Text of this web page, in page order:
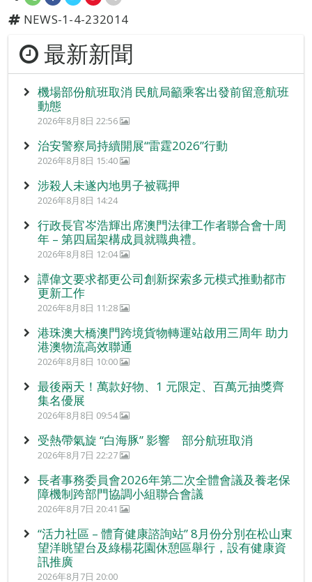
NEWS-1-4-232014
最新新聞
機場部份航班取消 民航局籲乘客出發前留意航班
動態
2026年8月8日 22:56
治安警察局持續開展“雷霆2026”行動
2026年8月8日 15:40
涉殺人未遂內地男子被羈押
2026年8月8日 14:24
行政長官岑浩輝出席澳門法律工作者聯合會十周
年 – 第四屆架構成員就職典禮。
2026年8月8日 12:04
譚偉文要求都更公司創新探索多元模式推動都市
更新工作
2026年8月8日 11:28
港珠澳大橋澳門跨境貨物轉運站啟用三周年 助力
港澳物流高效聯通
2026年8月8日 10:00
最後兩天！萬款好物、1 元限定、百萬元抽獎齊
集名優展
2026年8月8日 09:54
受熱帶氣旋 “白海豚” 影響 部分航班取消
2026年8月7日 22:27
長者事務委員會2026年第二次全體會議及養老保
障機制跨部門協調小組聯合會議
2026年8月7日 20:41
“活力社區 – 體育健康諮詢站” 8月份分別在松山東
望洋眺望台及綠楊花園休憩區舉行，設有健康資
訊推廣
2026年8月7日 20:00